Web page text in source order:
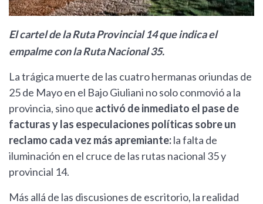
El cartel de la Ruta Provincial 14 que indica el
empalme con la Ruta Nacional 35.
La trágica muerte de las cuatro hermanas oriundas de
25 de Mayo en el Bajo Giuliani no solo conmovió a la
provincia, sino que activó de inmediato el pase de
facturas y las especulaciones políticas sobre un
reclamo cada vez más apremiante:la falta de
iluminación en el cruce de las rutas nacional 35 y
provincial 14.
Más allá de las discusiones de escritorio, la realidad